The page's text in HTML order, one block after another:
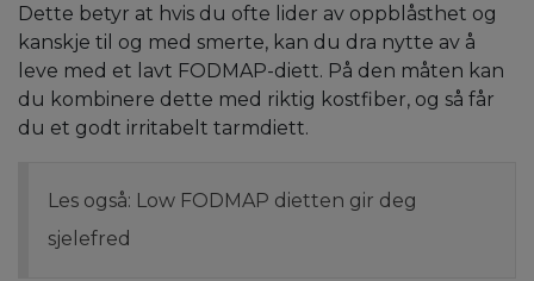
Dette betyr at hvis du ofte lider av oppblåsthet og
kanskje til og med smerte, kan du dra nytte av å
leve med et lavt FODMAP-diett. På den måten kan
du kombinere dette med riktig kostfiber, og så får
du et godt irritabelt tarmdiett.
Les også: Low FODMAP dietten gir deg
sjelefred